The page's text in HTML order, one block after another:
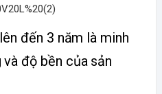
đến 3 năm là minh
độ bền của sản